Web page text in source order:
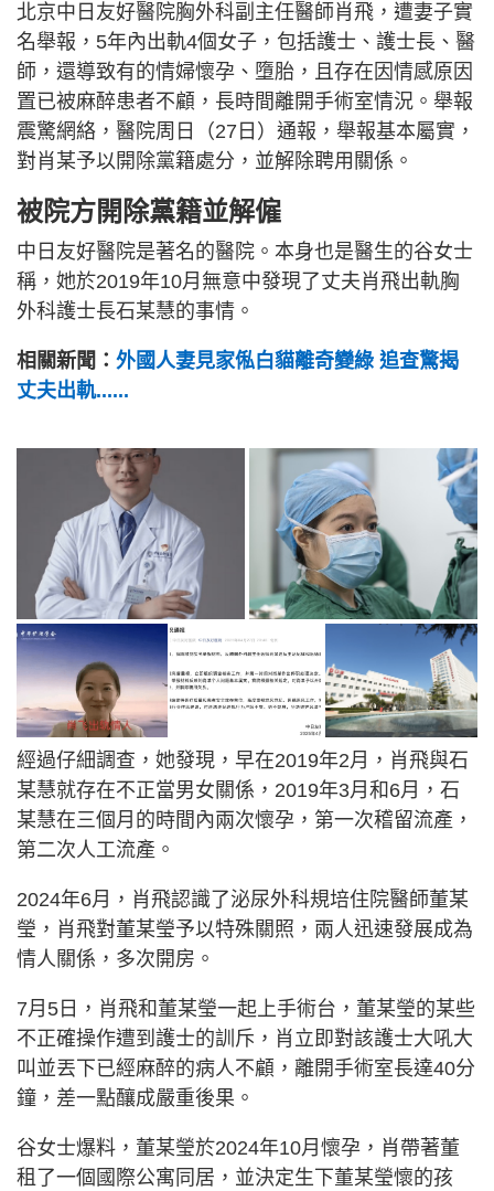
北京中日友好醫院胸外科副主任醫師肖飛，遭妻子實
名舉報，5年內出軌4個女子，包括護士、護士長、醫
師，還導致有的情婦懷孕、墮胎，且存在因情感原因
置已被麻醉患者不顧，長時間離開手術室情況。舉報
震驚網絡，醫院周日（27日）通報，舉報基本屬實，
對肖某予以開除黨籍處分，並解除聘用關係。
被院方開除黨籍並解僱
中日友好醫院是著名的醫院。本身也是醫生的谷女士
稱，她於2019年10月無意中發現了丈夫肖飛出軌胸
外科護士長石某慧的事情。
相關新聞： 外國人妻見家俬白貓離奇變綠 追查驚揭
丈夫出軌......
經過仔細調查，她發現，早在2019年2月，肖飛與石
某慧就存在不正當男女關係，2019年3月和6月，石
某慧在三個月的時間內兩次懷孕，第一次稽留流產，
第二次人工流產。
2024年6月，肖飛認識了泌尿外科規培住院醫師董某
瑩，肖飛對董某瑩予以特殊關照，兩人迅速發展成為
情人關係，多次開房。
7月5日，肖飛和董某瑩一起上手術台，董某瑩的某些
不正確操作遭到護士的訓斥，肖立即對該護士大吼大
叫並丟下已經麻醉的病人不顧，離開手術室長達40分
鐘，差一點釀成嚴重後果。
谷女士爆料，董某瑩於2024年10月懷孕，肖帶著董
租了一個國際公寓同居，並決定生下董某瑩懷的孩